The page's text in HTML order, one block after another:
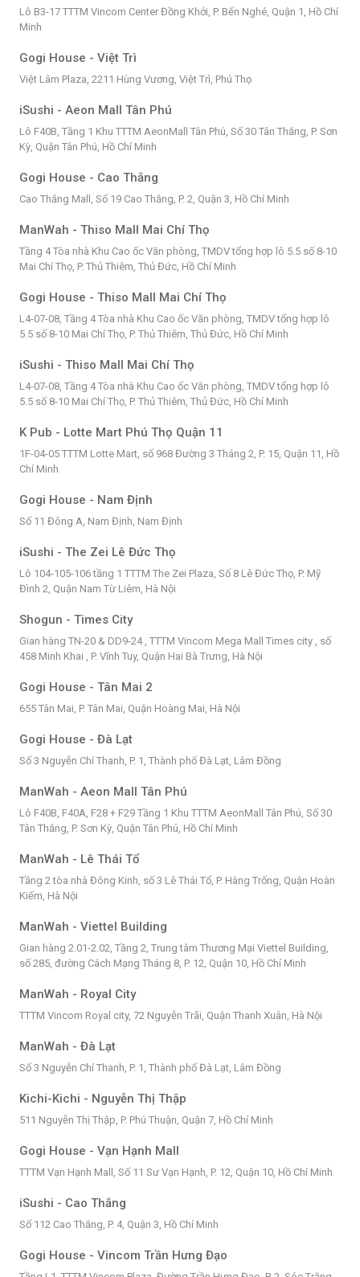
Lô B3-17 TTTM Vincom Center Đồng Khởi, P. Bến Nghé, Quận 1, Hồ Chí
Minh
Gogi House - Việt Trì
Việt Lâm Plaza, 2211 Hùng Vương, Việt Trì, Phú Thọ
iSushi - Aeon Mall Tân Phú
Lô F40B, Tầng 1 Khu TTTM AeonMall Tân Phú, Số 30 Tân Thắng, P. Sơn
Kỳ, Quận Tân Phú, Hồ Chí Minh
Gogi House - Cao Thắng
Cao Thắng Mall, Số 19 Cao Thắng, P. 2, Quận 3, Hồ Chí Minh
ManWah - Thiso Mall Mai Chí Thọ
Tầng 4 Tòa nhà Khu Cao ốc Văn phòng, TMDV tổng hợp lô 5.5 số 8-10
Mai Chí Thọ, P. Thủ Thiêm, Thủ Đức, Hồ Chí Minh
Gogi House - Thiso Mall Mai Chí Thọ
L4-07-08, Tầng 4 Tòa nhà Khu Cao ốc Văn phòng, TMDV tổng hợp lô
5.5 số 8-10 Mai Chí Thọ, P. Thủ Thiêm, Thủ Đức, Hồ Chí Minh
iSushi - Thiso Mall Mai Chí Thọ
L4-07-08, Tầng 4 Tòa nhà Khu Cao ốc Văn phòng, TMDV tổng hợp lô
5.5 số 8-10 Mai Chí Thọ, P. Thủ Thiêm, Thủ Đức, Hồ Chí Minh
K Pub - Lotte Mart Phú Thọ Quận 11
1F-04-05 TTTM Lotte Mart, số 968 Đường 3 Tháng 2, P. 15, Quận 11, Hồ
Chí Minh
Gogi House - Nam Định
Số 11 Đông A, Nam Định, Nam Định
iSushi - The Zei Lê Đức Thọ
Lô 104-105-106 tầng 1 TTTM The Zei Plaza, Số 8 Lê Đức Thọ, P. Mỹ
Đình 2, Quận Nam Từ Liêm, Hà Nội
Shogun - Times City
Gian hàng TN-20 & DD9-24 , TTTM Vincom Mega Mall Times city , số
458 Minh Khai , P. Vĩnh Tuy, Quận Hai Bà Trưng, Hà Nội
Gogi House - Tân Mai 2
655 Tân Mai, P. Tân Mai, Quận Hoàng Mai, Hà Nội
Gogi House - Đà Lạt
Số 3 Nguyễn Chí Thanh, P. 1, Thành phố Đà Lạt, Lâm Đồng
ManWah - Aeon Mall Tân Phú
Lô F40B, F40A, F28 + F29 Tầng 1 Khu TTTM AeonMall Tân Phú, Số 30
Tân Thắng, P. Sơn Kỳ, Quận Tân Phú, Hồ Chí Minh
ManWah - Lê Thái Tổ
Tầng 2 tòa nhà Đông Kinh, số 3 Lê Thái Tổ, P. Hàng Trống, Quận Hoàn
Kiếm, Hà Nội
ManWah - Viettel Building
Gian hàng 2.01-2.02, Tầng 2, Trung tâm Thương Mại Viettel Building,
số 285, đường Cách Mạng Tháng 8, P. 12, Quận 10, Hồ Chí Minh
ManWah - Royal City
TTTM Vincom Royal city, 72 Nguyễn Trãi, Quận Thanh Xuân, Hà Nội
ManWah - Đà Lạt
Số 3 Nguyễn Chí Thanh, P. 1, Thành phố Đà Lạt, Lâm Đồng
Kichi-Kichi - Nguyễn Thị Thập
511 Nguyễn Thị Thập, P. Phú Thuận, Quận 7, Hồ Chí Minh
Gogi House - Vạn Hạnh Mall
TTTM Vạn Hạnh Mall, Số 11 Sư Vạn Hạnh, P. 12, Quận 10, Hồ Chí Minh
iSushi - Cao Thắng
Số 112 Cao Thắng, P. 4, Quận 3, Hồ Chí Minh
Gogi House - Vincom Trần Hưng Đạo